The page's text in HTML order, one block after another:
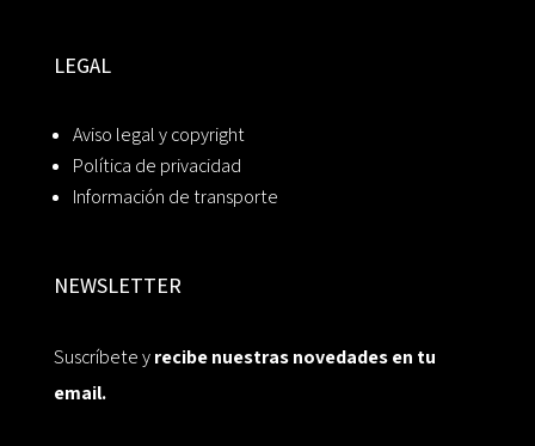
LEGAL
Aviso legal y copyright
Política de privacidad
Información de transporte
NEWSLETTER
Suscríbete yrecibe nuestras novedades en tu
email.